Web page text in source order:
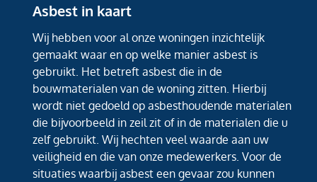
Asbest in kaart
Wij hebben voor al onze woningen inzichtelijk
gemaakt waar en op welke manier asbest is
gebruikt. Het betreft asbest die in de
bouwmaterialen van de woning zitten. Hierbij
wordt niet gedoeld op asbesthoudende materialen
die bijvoorbeeld in zeil zit of in de materialen die u
zelf gebruikt. Wij hechten veel waarde aan uw
veiligheid en die van onze medewerkers. Voor de
situaties waarbij asbest een gevaar zou kunnen